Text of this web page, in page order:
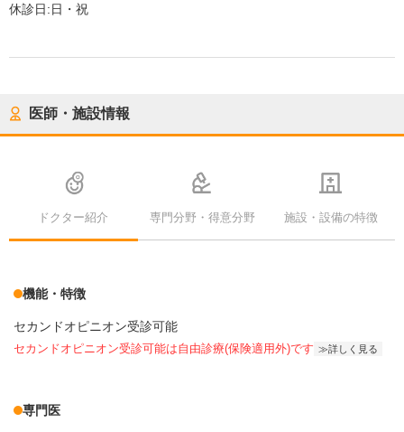
休診日:日・祝
医師・施設情報
ドクター紹介 専門分野・得意分野 施設・設備の特徴
機能・特徴
セカンドオピニオン受診可能
セカンドオピニオン受診可能は自由診療(保険適用外)です 詳しく見る
専門医